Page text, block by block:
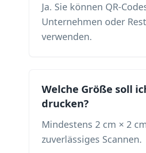
Ja. Sie können QR-
Unternehmen oder
verwenden.
Welche Größe soll
drucken?
Mindestens 2 cm × 2
zuverlässiges Scannen.